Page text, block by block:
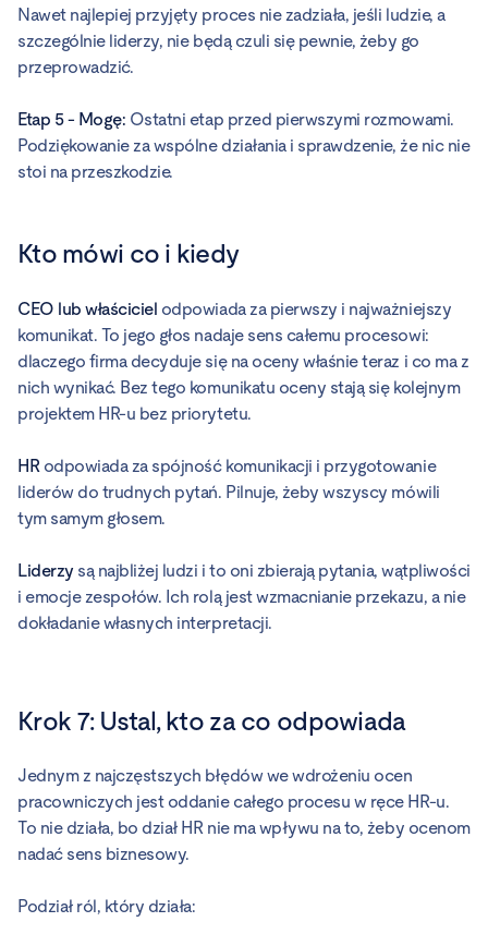
Nawet najlepiej przyjęty proces nie zadziała, jeśli ludzie, a
szczególnie liderzy, nie będą czuli się pewnie, żeby go
przeprowadzić.
Etap 5 - Mogę: Ostatni etap przed pierwszymi rozmowami.
Podziękowanie za wspólne działania i sprawdzenie, że nic nie
stoi na przeszkodzie.
Kto mówi co i kiedy
CEO lub właściciel odpowiada za pierwszy i najważniejszy
komunikat. To jego głos nadaje sens całemu procesowi:
dlaczego firma decyduje się na oceny właśnie teraz i co ma z
nich wynikać. Bez tego komunikatu oceny stają się kolejnym
projektem HR-u bez priorytetu.
HR odpowiada za spójność komunikacji i przygotowanie
liderów do trudnych pytań. Pilnuje, żeby wszyscy mówili
tym samym głosem.
Liderzy są najbliżej ludzi i to oni zbierają pytania, wątpliwości
i emocje zespołów. Ich rolą jest wzmacnianie przekazu, a nie
dokładanie własnych interpretacji.
Krok 7: Ustal, kto za co odpowiada
Jednym z najczęstszych błędów we wdrożeniu ocen
pracowniczych jest oddanie całego procesu w ręce HR-u.
To nie działa, bo dział HR nie ma wpływu na to, żeby ocenom
nadać sens biznesowy.
Podział ról, który działa: